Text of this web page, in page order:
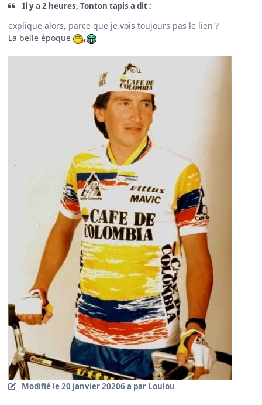
Il y a 2 heures, Tonton tapis a dit :
explique alors, parce que je vois toujours pas le lien ?
La belle époque
Modifié le 20 janvier 20206 a par Loulou